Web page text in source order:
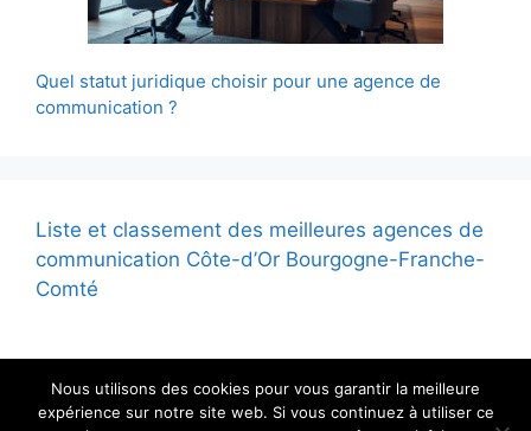
Quel statut juridique choisir pour une agence de
communication ?
Liste et classement des meilleures agences de
communication Côte-d’Or Bourgogne-Franche-
Comté
Nous utilisons des cookies pour vous garantir la meilleure
expérience sur notre site web. Si vous continuez à utiliser ce